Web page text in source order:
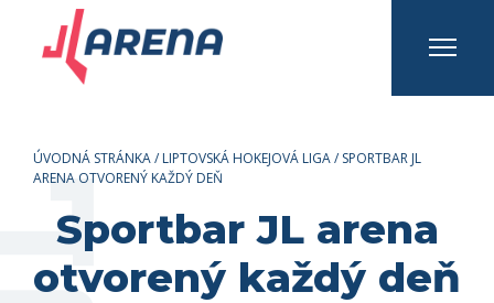
ÚVODNÁ STRÁNKA/ LIPTOVSKÁ HOKEJOVÁ LIGA/ SPORTBAR JL
ARENA OTVORENÝ KAŽDÝ DEŇ
Sportbar JL arena
otvorený každý deň